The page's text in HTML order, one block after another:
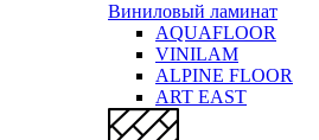
Виниловый ламинат
AQUAFLOOR
VINILAM
ALPINE FLOOR
ART EAST